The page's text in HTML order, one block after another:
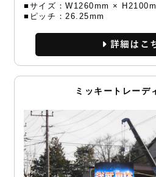
■サイズ：W1260mm ×
■ピッチ：26.25mm
詳細
ミッキートレー